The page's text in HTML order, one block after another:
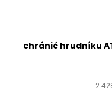
chránič hrudníku
2